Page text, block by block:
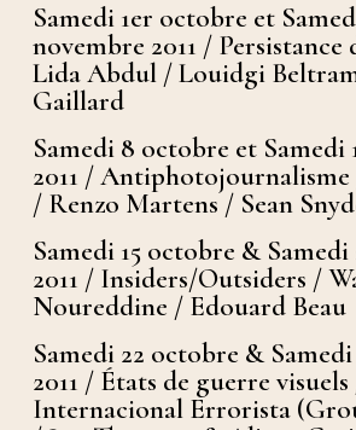
Samedi 1er octobre et
novembre 2011 / Persistance
Lida Abdul / Louidgi
Gaillard
Samedi 8 octobre et Samedi
2011 /
/ Renzo Martens / Sean
Samedi 15 octobre &
2011 / Insiders/Outsiders /
Noureddine / Edouard Beau
Samedi 22 octobre &
2011 / États de guerre
Internacional Errorista